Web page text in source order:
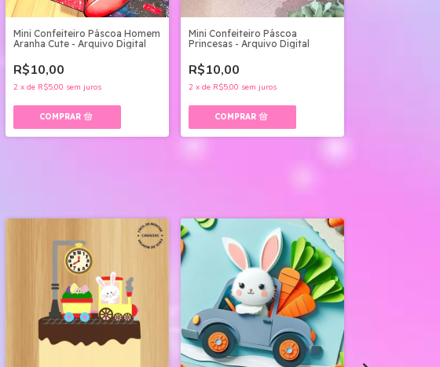
Mini Confeiteiro Páscoa Homem
Aranha Cute - Arquivo Digital
R$10,00
2 x de R$5,00 sem juros
Mini Confeiteiro Páscoa
Princesas - Arquivo Digital
R$10,00
2 x de R$5,00 sem juros